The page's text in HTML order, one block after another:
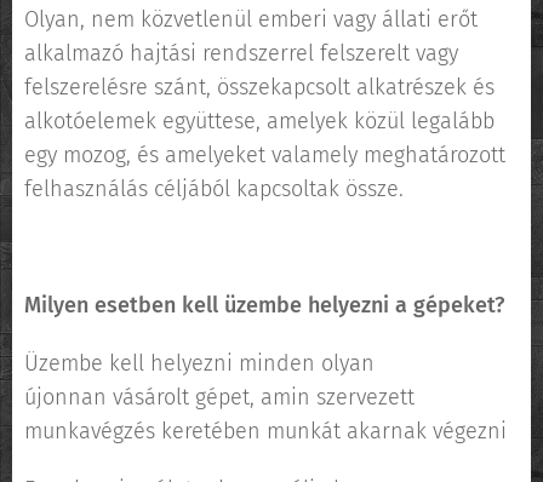
Olyan, nem közvetlenül emberi vagy állati erőt
alkalmazó hajtási rendszerrel felszerelt vagy
felszerelésre szánt, összekapcsolt alkatrészek és
alkotóelemek együttese, amelyek közül legalább
egy mozog, és amelyeket valamely meghatározott
felhasználás céljából kapcsoltak össze.
Milyen esetben kell üzembe helyezni a gépeket?
Üzembe kell helyezni minden olyan
újonnan vásárolt gépet, amin szervezett
munkavégzés keretében munkát akarnak végezni